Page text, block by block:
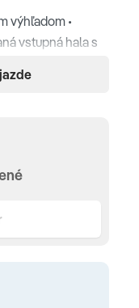
výhľadom •
vstupná hala s
centrum • Wi-Fi
(manželská
• sušič vlasov •
budove okolo